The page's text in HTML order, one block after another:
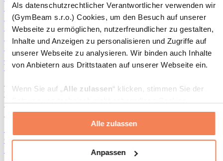
Als datenschutzrechtlicher Verantwortlicher verwenden wir
(GymBeam s.r.o.) Cookies, um den Besuch auf unserer
Webseite zu ermöglichen, nutzerfreundlicher zu gestalten,
Inhalte und Anzeigen zu personalisieren und Zugriffe auf
unserer Webseite zu analysieren. Wir binden auch Inhalte
von Anbietern aus Drittstaaten auf unserer Webseite ein.
Wenn Sie auf „Alle zulassen“ klicken, stimmen Sie der
(insbesondere zu Analyse- und Marketingzwecken) zu.
Ablehnen“ klicken, werden nur
„notwendige“ Cookies gesetzt, welche für den Betrieb der
Webseite erforderlich sind. Sie können auch eine
Alle zulassen
Anpassen
Fisch-Produkte
Fertiggerichte
Eier-Produkte
Brot & Gebäck
Hülsenfrüchte
Weitere Fitness-Foods
100 % Nussbutter
Süße Nussbutter
Protein-Nussbutter
Grüne Superfoods